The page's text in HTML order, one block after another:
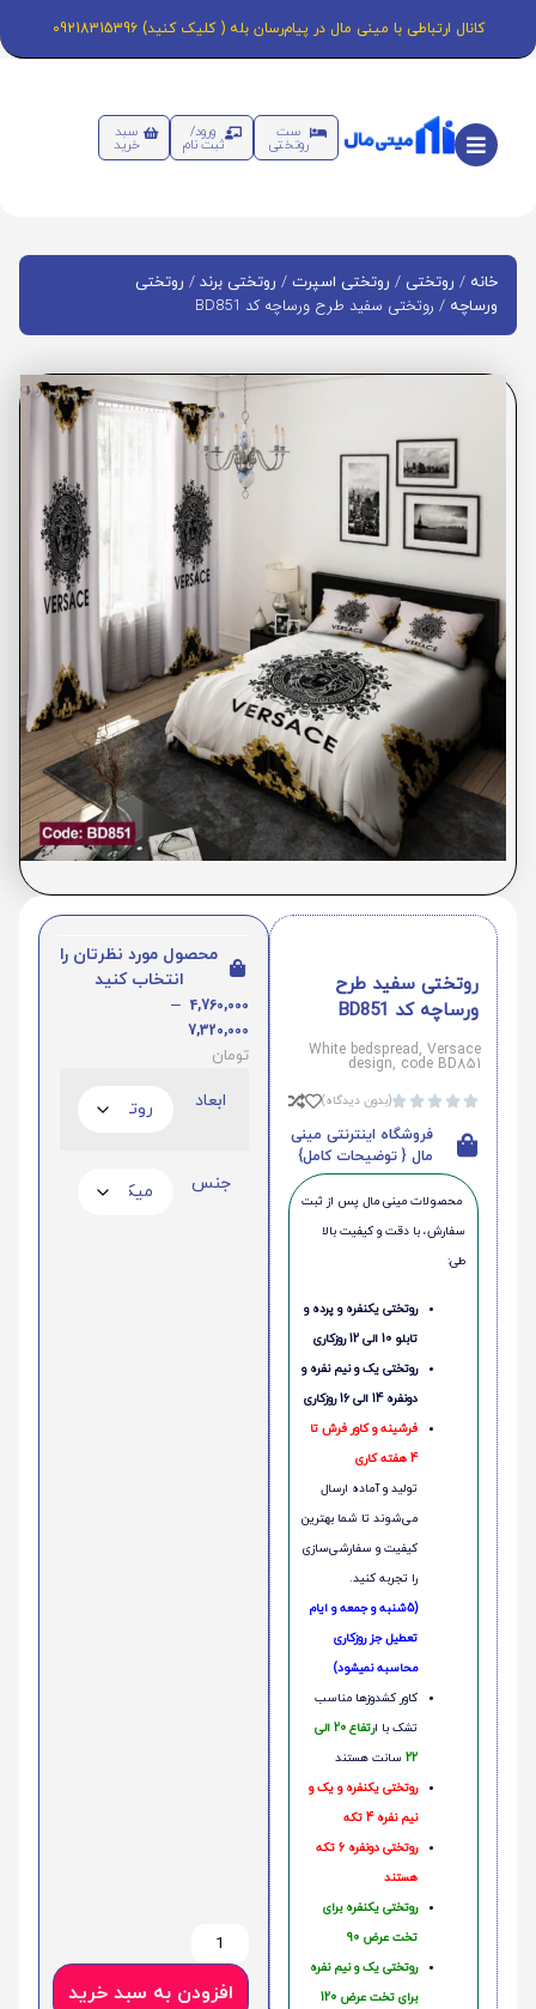
کانال ارتباطی با مینی مال در پیام‌رسان بله ( کلیک کنید) 09218315396
ست
روتختی
ورود/
ثبت نام
سبد
خرید
خانه / روتختی / روتختی اسپرت / روتختی برند / روتختی
ورساچه / روتختی سفید طرح ورساچه کد BD851
روتختی سفید طرح
ورساچه کد BD851
White bedspread, Versace
design, code BD851




(بدون دیدگاه)
فروشگاه اینترنتی مینی
مال { توضیحات کامل}
محصولات مینی‌ مال پس از ثبت
سفارش، با دقت و کیفیت بالا
طی:
روتختی یکنفره و پرده و
تابلو 10 الی 12 روزکاری
روتختی یک و نیم نفره و
دونفره 14 الی 16 روزکاری
فرشینه و کاور فرش تا
4 هفته کاری
تولید و آماده ارسال
می‌شوند تا شما بهترین
کیفیت و سفارشی‌سازی
را تجربه کنید.
(5شنبه و جمعه و ایام
تعطیل جز روزکاری
محاسبه نمیشود)
کاور کشدوزها مناسب
تشک با ا
رتفاع 20 الی
22 سانت هستند
روتختی یکنفره و یک و
نیم نفره 4 تکه
روتختی دونفره 6 تکه
هستند
روتختی یکنفره برای
تخت عرض 90
روتختی یک و نیم نفره
برای تخت عرض 120
محصول مورد نظرتان را
انتخاب کنید
4,760,000
–
7,320,000
تومان
ابعاد
جنس
افزودن به سبد خرید